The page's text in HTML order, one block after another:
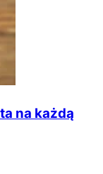
na każdą